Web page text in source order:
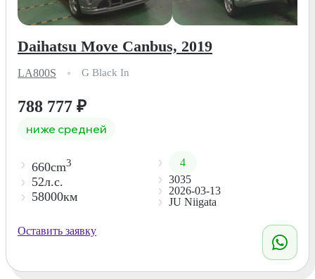
Daihatsu Move Canbus, 2019
LA800S G Black In
788 777 ₽
ниже средней
660cm3
52л.с.
58000км
4
3035
2026-03-13
JU Niigata
Оставить заявку